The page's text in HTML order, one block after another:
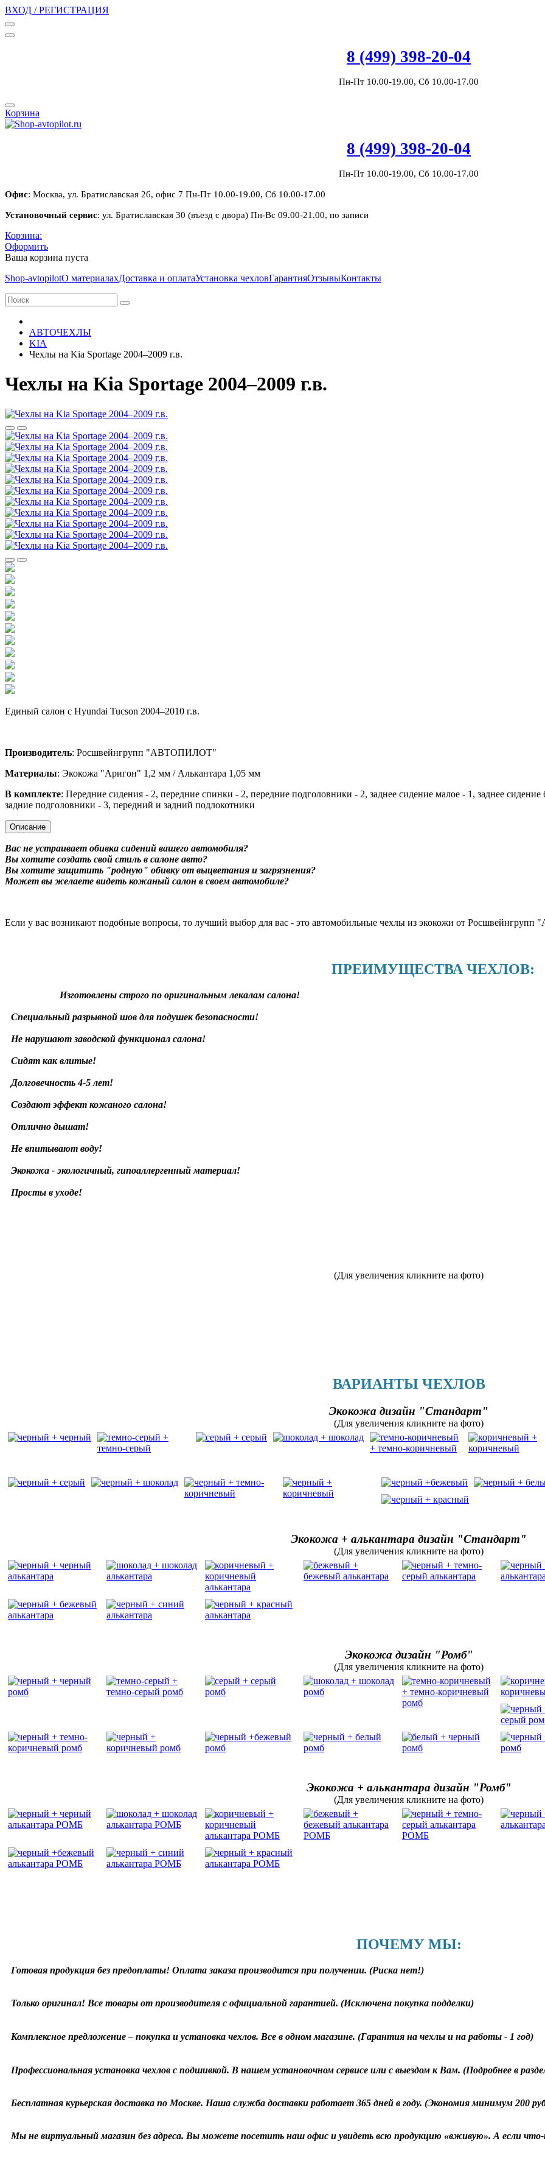
ВХОД / РЕГИСТРАЦИЯ
8 (499) 398-20-04
Пн-Пт 10.00-19.00, Сб 10.00-17.00
Корзина
8 (499) 398-20-04
Пн-Пт 10.00-19.00, Сб 10.00-17.00
Офис: Москва, ул. Братиславская 26, офис 7 Пн-Пт 10.00-19.00, Сб 10.00-17.00
Установочный сервис: ул. Братиславская 30 (въезд с двора) Пн-Вс 09.00-21.00, по записи
Корзина:
Оформить
Ваша корзина пуста
Shop-avtopilotО материалахДоставка и оплатаУстановка чехловГарантияОтзывыКонтакты
АВТОЧЕХЛЫ
KIA
Чехлы на Kia Sportage 2004–2009 г.в.
Чехлы на Kia Sportage 2004–2009 г.в.
Единый салон с Hyundai Tucson 2004–2010 г.в.
Производитель: Росшвейнгрупп "АВТОПИЛОТ"
Материалы: Экокожа "Аригон" 1,2 мм / Алькантара 1,05 мм
В комплекте: Передние сидения - 2, передние спинки - 2, передние подголовники - 2, заднее сидение малое - 1, заднее
задние подголовники - 3, передний и задний подлокотники
Описание
Вас не устраивает обивка сидений вашего автомобиля?
Вы хотите создать свой стиль в салоне авто?
Вы хотите защитить "родную" обивку от выцветания и загрязнения?
Может вы желаете видеть кожаный салон в своем автомобиле?
Если у вас возникают подобные вопросы, то лучший выбор для вас - это автомобильные чехлы из экокожи от
ПРЕИМУЩЕСТВА ЧЕХЛОВ:
Изготовлены строго по оригинальным лекалам салона!
Специальный разрывной шов для подушек безопасности!
Не нарушают заводской функционал салона!
Сидят как влитые!
Долговечность 4-5 лет!
Создают эффект кожаного салона!
Отлично дышат!
Не впитывают воду!
Экокожа - экологичный, гипоаллергенный материал!
Просты в уходе!
(Для увеличения кликните на фото)
ВАРИАНТЫ ЧЕХЛОВ
Экокожа дизайн "Стандарт"
(Для увеличения кликните на фото)
Экокожа + алькантара дизайн "Стандарт"
(Для увеличения кликните на фото)
Экокожа дизайн "Ромб"
(Для увеличения кликните на фото)
Экокожа + алькантара дизайн "Ромб"
(Для увеличения кликните на фото)
ПОЧЕМУ МЫ:
Готовая продукция без предоплаты! Оплата заказа производится при получении. (Риска нет!)
Только оригинал! Все товары от производителя с официальной гарантией. (Исключена покупка подделки)
Комплексное предложение – покупка и установка чехлов. Все в одном магазине. (Гарантия на чехлы и на работы - 1 год)
Профессиональная установка чехлов с подшивкой. В нашем установочном сервисе или с выездом к Вам. (Подробнее в
Бесплатная курьерская доставка по Москве. Наша служба доставки работает 365 дней в году. (Экономия минимум 200
Мы не виртуальный магазин без адреса. Вы можете посетить наш офис и увидеть всю продукцию «вживую». А если